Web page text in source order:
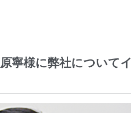
寧様に弊社についてイ